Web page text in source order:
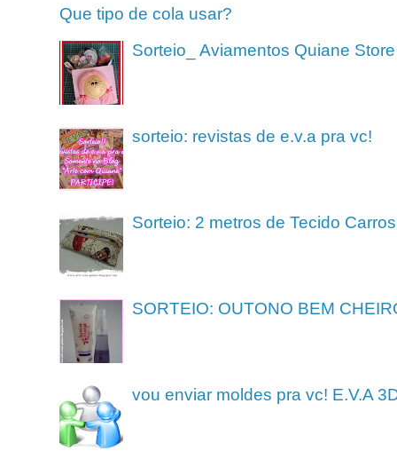
Que tipo de cola usar?
Sorteio_ Aviamentos Quiane Store
sorteio: revistas de e.v.a pra vc!
Sorteio: 2 metros de Tecido Carros
SORTEIO: OUTONO BEM
vou enviar moldes pra vc! E.V.A